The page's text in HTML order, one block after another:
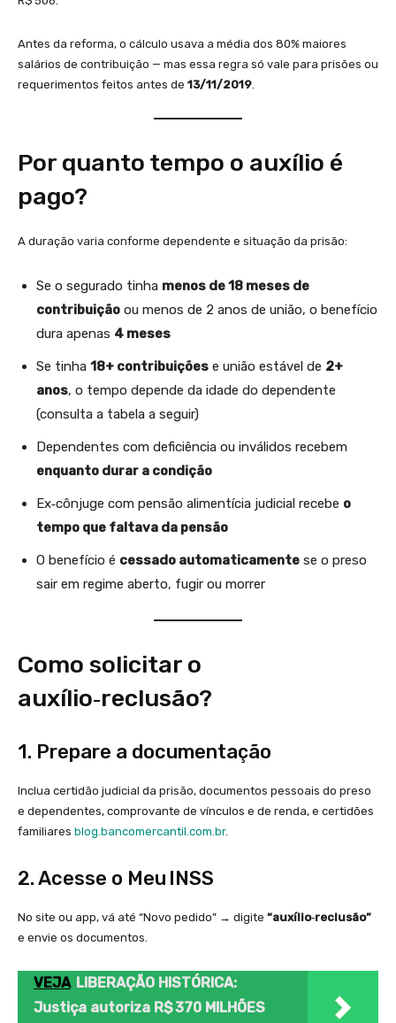
Antes da reforma, o cálculo usava a média dos 80% maiores
salários de contribuição — mas essa regra só vale para prisões ou
requerimentos feitos antes de 13/11/2019.
Por quanto tempo o auxílio é
pago?
A duração varia conforme dependente e situação da prisão:
Se o segurado tinha menos de 18 meses de
contribuição ou menos de 2 anos de união, o benefício
dura apenas 4 meses
Se tinha 18+ contribuições e união estável de 2+
anos, o tempo depende da idade do dependente
(consulta a tabela a seguir)
Dependentes com deficiência ou inválidos recebem
enquanto durar a condição
Ex‑cônjuge com pensão alimentícia judicial recebe o
tempo que faltava da pensão
O benefício é cessado automaticamente se o preso
sair em regime aberto, fugir ou morrer
Como solicitar o
auxílio‑reclusão?
1. Prepare a documentação
Inclua certidão judicial da prisão, documentos pessoais do preso
e dependentes, comprovante de vínculos e de renda, e certidões
familiares blog.bancomercantil.com.br.
2. Acesse o Meu INSS
No site ou app, vá até “Novo pedido” → digite “auxílio‑reclusão”
e envie os documentos.
VEJA LIBERAÇÃO HISTÓRICA:
Justiça autoriza R$ 370 MILHÕES